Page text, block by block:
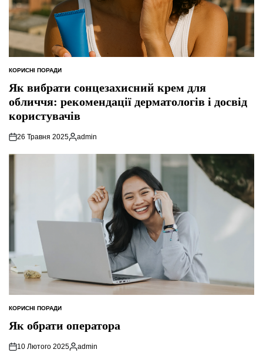
ОПУБЛІКУВАТИ
КОРИСНІ ПОРАДИ
Як вибрати сонцезахисний крем для
обличчя: рекомендації дерматологів і досвід
користувачів
26 Травня 2025
Опубліковано
admin
ОПУБЛІКУВАТИ
КОРИСНІ ПОРАДИ
Як обрати оператора
10 Лютого 2025
Опубліковано
admin